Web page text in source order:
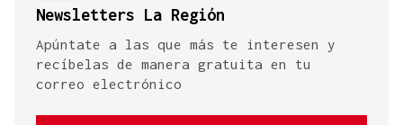
Newsletters La Región
Apúntate a las que más te interesen y
recíbelas de manera gratuita en tu
correo electrónico